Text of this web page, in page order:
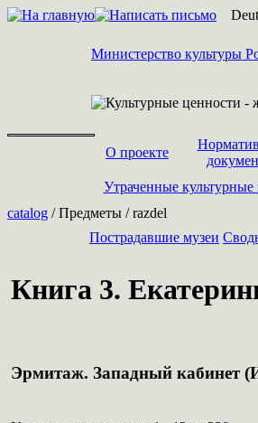
Министерство культуры
О проекте
Утраченные
catalog / Предметы / razdel
Пострадавшие музеи
Книга 3.
Эрмитаж. Западный кабинет